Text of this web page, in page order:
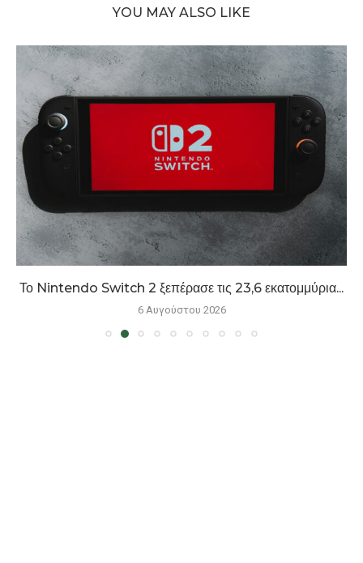
YOU MAY ALSO LIKE
Το Nintendo Switch 2 ξεπέρασε τις 23,6 εκατομμύρια...
6 Αυγούστου 2026